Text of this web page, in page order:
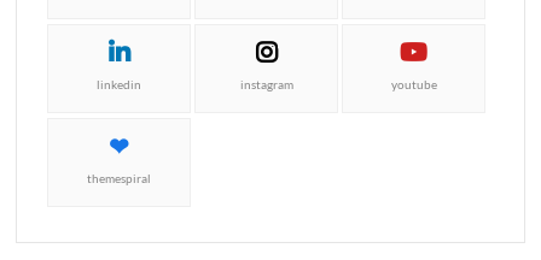
linkedin instagram youtube
themespiral